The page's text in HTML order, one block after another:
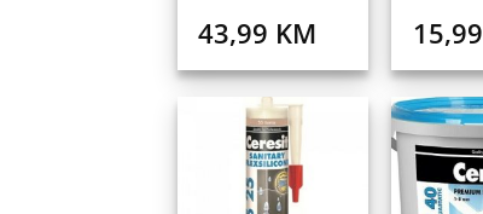
43,99 KM 15,99